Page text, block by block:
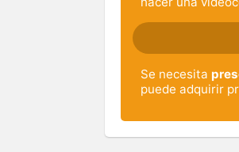
Se necesita
puede adquirir